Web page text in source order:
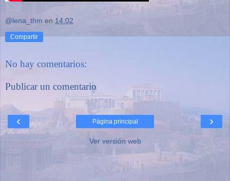
@lena_thm en 14:02
Compartir
No hay comentarios:
Publicar un comentario
‹ ›
Página principal
Ver versión web